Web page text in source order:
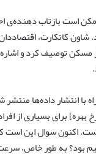
است بازتاب دهنده‌ی
مسکن توصیف کرد و
با انتشار داده‌ها
بهره] برای بسیاری از
است. اکنون سوال این
بود؟ به طور خاص،